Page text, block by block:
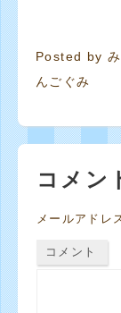
Posted by
んごぐみ
コメン
メールアドレ
コメント